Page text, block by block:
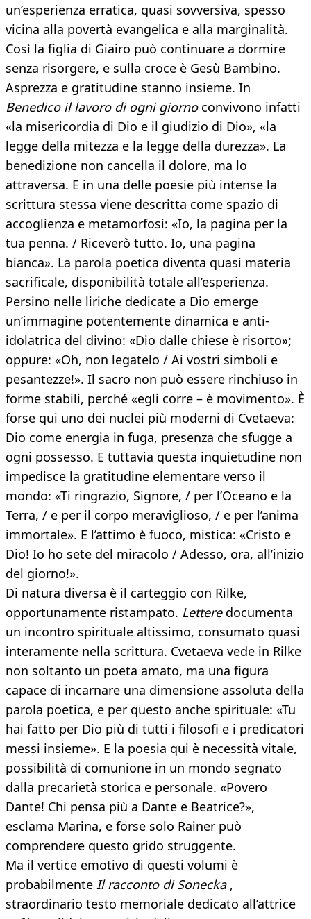
un’esperienza erratica, quasi sovversiva, spesso
vicina alla povertà evangelica e alla marginalità.
Così la figlia di Giairo può continuare a dormire
senza risorgere, e sulla croce è Gesù Bambino.
Asprezza e gratitudine stanno insieme. In
Benedico il lavoro di ogni giornoconvivono infatti
«la misericordia di Dio e il giudizio di Dio», «la
legge della mitezza e la legge della durezza». La
benedizione non cancella il dolore, ma lo
attraversa. E in una delle poesie più intense la
scrittura stessa viene descritta come spazio di
accoglienza e metamorfosi: «Io, la pagina per la
tua penna. / Riceverò tutto. Io, una pagina
bianca». La parola poetica diventa quasi materia
sacrificale, disponibilità totale all’esperienza.
Persino nelle liriche dedicate a Dio emerge
un’immagine potentemente dinamica e anti-
idolatrica del divino: «Dio dalle chiese è risorto»;
oppure: «Oh, non legatelo / Ai vostri simboli e
pesantezze!». Il sacro non può essere rinchiuso in
forme stabili, perché «egli corre – è movimento». È
forse qui uno dei nuclei più moderni di Cvetaeva:
Dio come energia in fuga, presenza che sfugge a
ogni possesso. E tuttavia questa inquietudine non
impedisce la gratitudine elementare verso il
mondo: «Ti ringrazio, Signore, / per l’Oceano e la
Terra, / e per il corpo meraviglioso, / e per l’anima
immortale». E l’attimo è fuoco, mistica: «Cristo e
Dio! Io ho sete del miracolo / Adesso, ora, all’inizio
del giorno!».
Di natura diversa è il carteggio con Rilke,
opportunamente ristampato. Letteredocumenta
un incontro spirituale altissimo, consumato quasi
interamente nella scrittura. Cvetaeva vede in Rilke
non soltanto un poeta amato, ma una figura
capace di incarnare una dimensione assoluta della
parola poetica, e per questo anche spirituale: «Tu
hai fatto per Dio più di tutti i filosofi e i predicatori
messi insieme». E la poesia qui è necessità vitale,
possibilità di comunione in un mondo segnato
dalla precarietà storica e personale. «Povero
Dante! Chi pensa più a Dante e Beatrice?»,
esclama Marina, e forse solo Rainer può
comprendere questo grido struggente.
Ma il vertice emotivo di questi volumi è
probabilmente Il racconto di Sonecka,
straordinario testo memoriale dedicato all’attrice